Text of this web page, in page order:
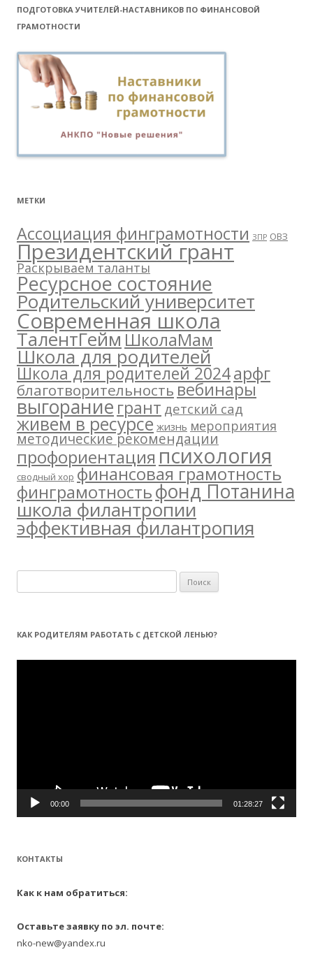
ПОДГОТОВКА УЧИТЕЛЕЙ-НАСТАВНИКОВ ПО ФИНАНСОВОЙ
ГРАМОТНОСТИ
МЕТКИ
Ассоциация финграмотности ЗПР ОВЗ
Президентский грант
Раскрываем таланты
Ресурсное состояние
Родительский университет
Современная школа
ТалентГеймШколаМам
Школа для родителей
Школа для родителей 2024арфг
благотворительностьвебинары
выгораниегрант детский сад
живем в ресурсе жизнь мероприятия
методические рекомендации
профориентация психология
сводный хор финансовая грамотность
финграмотностьфонд Потанина
школа филантропии
эффективная филантропия
а
т
:
КАК РОДИТЕЛЯМ РАБОТАТЬ С ДЕТСКОЙ ЛЕНЬЮ?
Видеоплеер
00:00 01:28:27
КОНТАКТЫ
Как к нам обратиться:
Оставьте заявку по эл. почте:
nko-new@yandex.ru